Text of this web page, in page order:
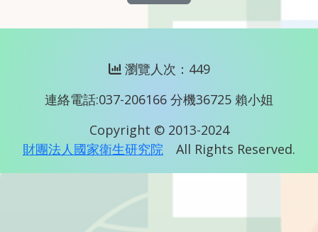
瀏覽人次：449
連絡電話:037-206166 分機36725 賴小姐
Copyright © 2013-2024
財團法人國家衛生研究院
All Rights Reserved.